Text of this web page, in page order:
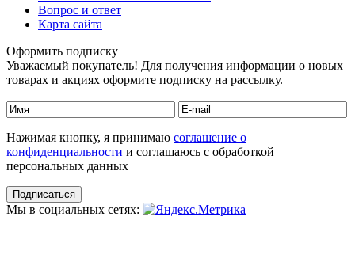
Вопрос и ответ
Карта сайта
Оформить подписку
Уважаемый покупатель! Для получения информации о новых
товарах и акциях оформите подписку на рассылку.
Нажимая кнопку, я принимаю соглашение о
конфиденциальности и соглашаюсь с обработкой
персональных данных
Мы в социальных сетях: